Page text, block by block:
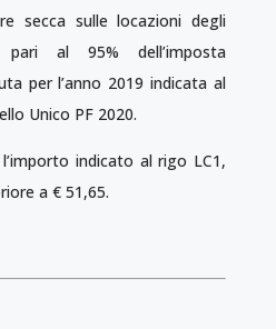
secca sulle locazioni degli
al 95% dell’imposta
per l’anno 2019 indicata al
Unico PF 2020.
indicato al rigo LC1,
a € 51,65.